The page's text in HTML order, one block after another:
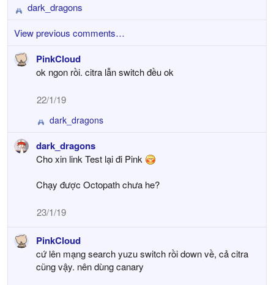
R
a
t
dark_dragons
View previous comments…
PinkCloud
ok ngon rồi. citra lẫn switch đều ok
22/1/19
R
a
c
i
n
s
dark_dragons
dark_dragons
Cho xin link Test lại đi Pink
Chạy được Octopath chưa he?
23/1/19
PinkCloud
cứ lên mạng search yuzu switch rồi down về, cả citra
cũng vậy. nên dùng canary